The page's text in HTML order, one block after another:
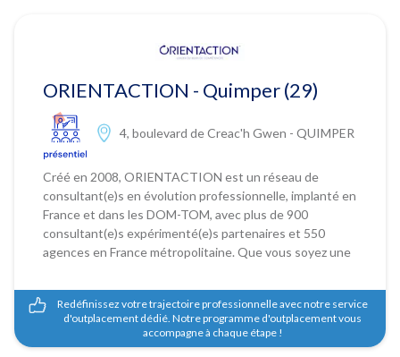
ORIENTACTION - Quimper (29)
4, boulevard de Creac'h Gwen - QUIMPER
Créé en 2008, ORIENTACTION est un réseau de
consultant(e)s en évolution professionnelle, implanté en
France et dans les DOM-TOM, avec plus de 900
consultant(e)s expérimenté(e)s partenaires et 550
agences en France métropolitaine. Que vous soyez une
licenciement économique ou une réorganisation, ou
un(e) professionnel(le) en quête de nouvelles
opportunités, notre cabinet de reclassement est là pour
vous accompagner à chaque étape. Depuis 15 ans
Redéfinissez votre trajectoire professionnelle avec notre service
d'outplacement dédié. Notre programme d'outplacement vous
accompagne à chaque étape !